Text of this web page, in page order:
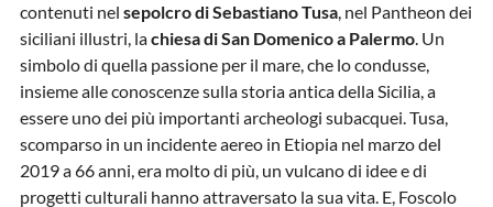
contenuti nel sepolcro di Sebastiano Tusa, nel Pantheon dei
siciliani illustri, lachiesa di San Domenico a Palermo. Un
simbolo di quella passione per il mare, che lo condusse,
insieme alle conoscenze sulla storia antica della Sicilia, a
essere uno dei più importanti archeologi subacquei. Tusa,
scomparso in un incidente aereo in Etiopia nel marzo del
2019 a 66 anni, era molto di più, un vulcano di idee e di
progetti culturali hanno attraversato la sua vita. E, Foscolo